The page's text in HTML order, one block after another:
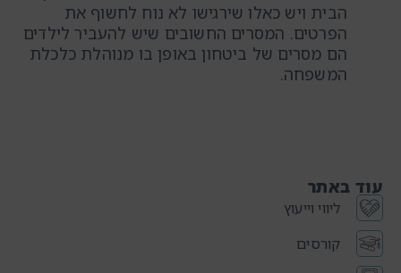
עוד באתר
ליווי וייעוץ
קורסים
הבית ויש כאלו שירגישו לא נוח לחשוף את
הפרטים. המסרים החשובים שיש להעביר לילדים
הם מסרים של ביטחון באופן בו מנוהלת כלכלת
המשפחה.